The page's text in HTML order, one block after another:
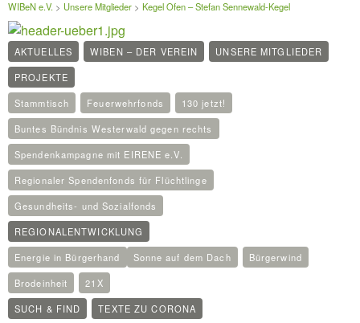
WIBeN e.V. > Unsere Mitglieder > Kegel Ofen – Stefan Sennewald-Kegel
AKTUELLES WIBEN – DER VEREIN
UNSERE MITGLIEDER
PROJEKTE
Stammtisch
Feuerwehrfonds
130 jetzt!
Buntes Bündnis Westerwald gegen rechts
Spendenkampagne mit EIRENE e.V.
Regionaler Spendenfonds für Flüchtlinge
Gesundheits- und Sozialfonds
REGIONALENTWICKLUNG
Energie in Bürgerhand
Sonne auf dem Dach
Bürgerwind
Brodeinheit
21X
SUCH & FIND
TEXTE ZU CORONA